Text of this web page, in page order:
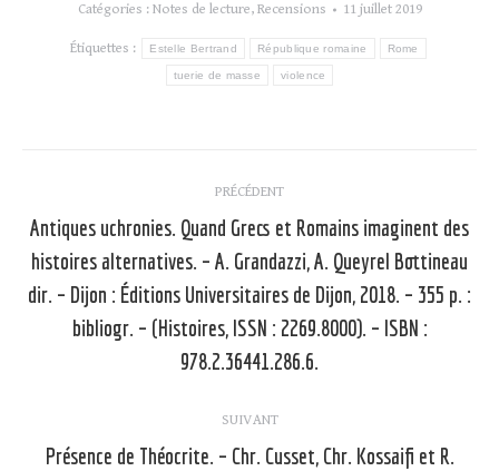
Catégories : Notes de lecture, Recensions 11 juillet 2019
Étiquettes : Estelle Bertrand République romaine Rome
tuerie de masse violence
article
PRÉCÉDENT
Article
précédent
:
Antiques uchronies. Quand Grecs et Romains imaginent des
histoires alternatives. – A. Grandazzi, A. Queyrel Bottineau
dir. – Dijon : Éditions Universitaires de Dijon, 2018. – 355 p. :
bibliogr. – (Histoires, ISSN : 2269.8000). – ISBN :
978.2.36441.286.6.
SUIVANT
Présence de Théocrite. – Chr. Cusset, Chr. Kossaifi et R.